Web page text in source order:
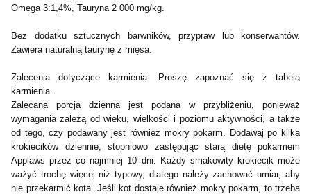
Omega 3:1,4%, Tauryna 2 000 mg/kg.
Bez dodatku sztucznych barwników, przypraw lub konserwantów.
Zawiera naturalną taurynę z mięsa.
Zalecenia dotyczące karmienia: Proszę zapoznać się z tabelą
karmienia.
Zalecana porcja dzienna jest podana w przybliżeniu, ponieważ
wymagania zależą od wieku, wielkości i poziomu aktywności, a także
od tego, czy podawany jest również mokry pokarm. Dodawaj po kilka
krokiecików dziennie, stopniowo zastępując starą dietę pokarmem
Applaws przez co najmniej 10 dni. Każdy smakowity krokiecik może
ważyć trochę więcej niż typowy, dlatego należy zachować umiar, aby
nie przekarmić kota. Jeśli kot dostaje również mokry pokarm, to trzeba